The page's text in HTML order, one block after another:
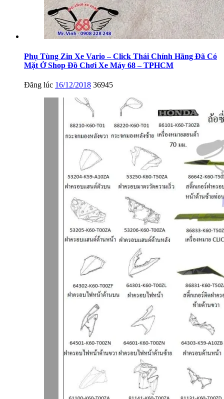
Phụ Tùng Zin Xe Vario – Click Thái Chính Hãng Đã Có
Mặt Ở Shop Đồ Chơi Xe Máy 68 – TPHCM
Đăng lúc 16/12/2018 36945